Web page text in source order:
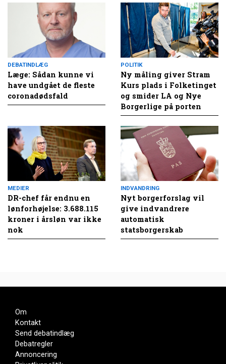
DEBATINDLÆG
Læge: Sådan kunne vi
have undgået de fleste
coronadødsfald
POLITIK
Ny måling giver Stram
Kurs plads i Folketinget
og smider LA og Nye
Borgerlige på porten
MEDIER
DR-chef får endnu en
lønforhøjelse: 3.688.115
kroner i årsløn var ikke
nok
INDVANDRING
Nyt borgerforslag vil
give indvandrere
automatisk
statsborgerskab
Om
Kontakt
Send debatindlæg
Debatregler
Annoncering